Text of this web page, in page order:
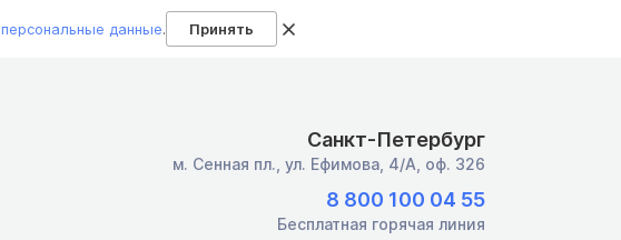
персональные данные. Принять
Санкт-Петербург
м. Сенная пл., ул. Ефимова, 4/А, оф. 326
8 800 100 04 55
Бесплатная горячая линия